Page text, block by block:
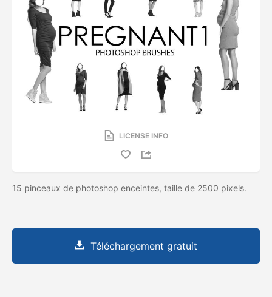
LICENSE INFO
15 pinceaux de photoshop enceintes, taille de 2500 pixels.
Téléchargement gratuit